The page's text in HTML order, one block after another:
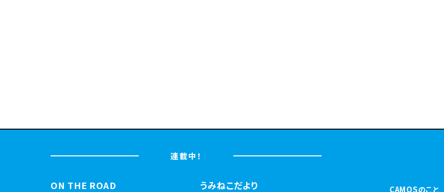
連載中！
ON THE ROAD うみねこだより CAMOSのこと